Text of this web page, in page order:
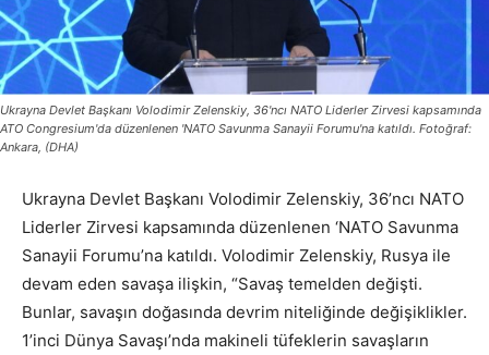
Ukrayna Devlet Başkanı Volodimir Zelenskiy, 36'ncı NATO Liderler Zirvesi kapsamında
ATO Congresium'da düzenlenen 'NATO Savunma Sanayii Forumu'na katıldı. Fotoğraf:
Ankara, (DHA)
Ukrayna Devlet Başkanı Volodimir Zelenskiy, 36’ncı NATO
Liderler Zirvesi kapsamında düzenlenen ‘NATO Savunma
Sanayii Forumu’na katıldı. Volodimir Zelenskiy, Rusya ile
devam eden savaşa ilişkin, “Savaş temelden değişti.
Bunlar, savaşın doğasında devrim niteliğinde değişiklikler.
1’inci Dünya Savaşı’nda makineli tüfeklerin savaşların